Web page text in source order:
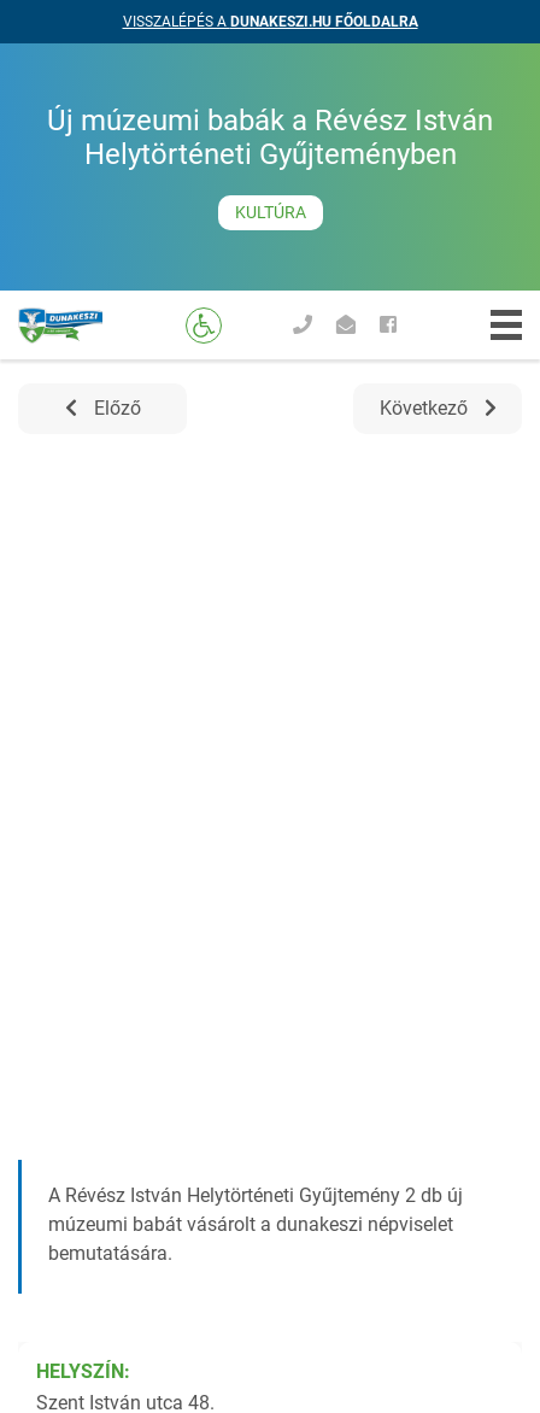
VISSZALÉPÉS A DUNAKESZI.HU FŐOLDALRA
Új múzeumi babák a Révész István
Helytörténeti Gyűjteményben
KULTÚRA
Előző Következő
A Révész István Helytörténeti Gyűjtemény 2 db új
múzeumi babát vásárolt a dunakeszi népviselet
bemutatására.
HELYSZÍN:
Szent István utca 48.